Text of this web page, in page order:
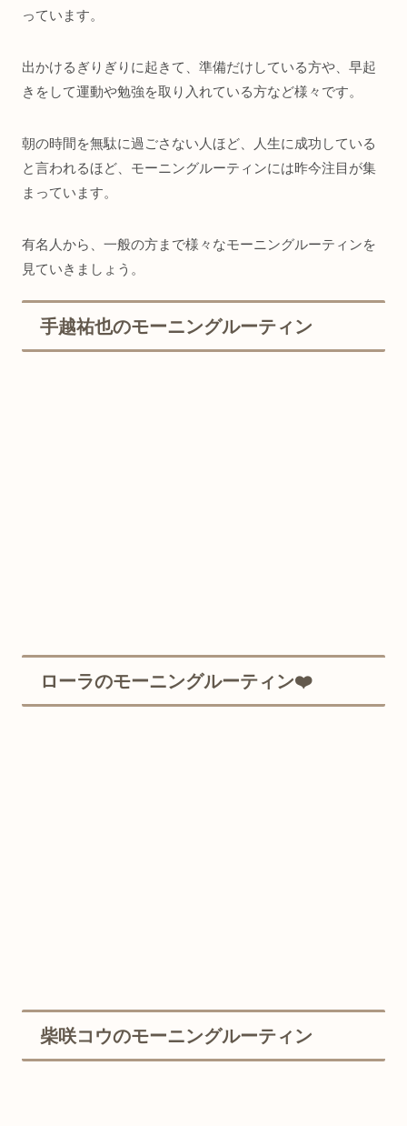
っています。
出かけるぎりぎりに起きて、準備だけしている方や、早起
きをして運動や勉強を取り入れている方など様々です。
朝の時間を無駄に過ごさない人ほど、人生に成功している
と言われるほど、モーニングルーティンには昨今注目が集
まっています。
有名人から、一般の方まで様々なモーニングルーティンを
見ていきましょう。
手越祐也のモーニングルーティン
ローラのモーニングルーティン❤️
柴咲コウのモーニングルーティン